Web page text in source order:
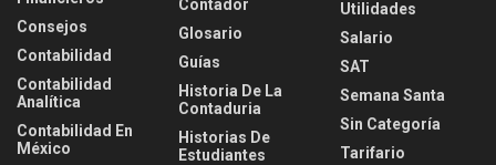
Consejos
Contabilidad
Contabilidad
Analítica
Contabilidad En
México
Contador
Glosario
Guías
Historia De La
Contaduria
Historias De
Estudiantes
Utilidades
Salario
SAT
Semana Santa
Sin Categoría
Tarifario